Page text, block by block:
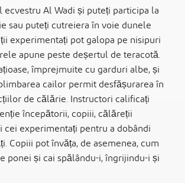
ecvestru Al Wadi și puteți participa la
sau puteți cutreiera în voie dunele
experimentați pot galopa pe nisipuri
apune peste deșertul de teracotă.
împrejmuite cu garduri albe, și
cailor permit desfășurarea în
de călărie. Instructori calificați
începătorii, copiii, călăreții
experimentați pentru a dobândi
Copiii pot învăța, de asemenea, cum
ponei și cai spălându-i, îngrijindu-i și